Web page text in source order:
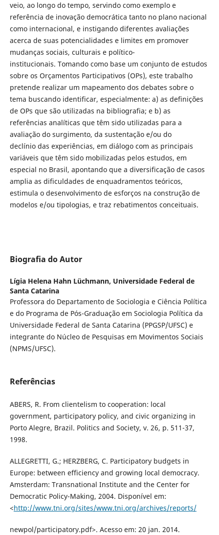
veio, ao longo do tempo, servindo como exemplo e
referência de inovação democrática tanto no plano nacional
como internacional, e instigando diferentes avaliações
acerca de suas potencialidades e limites em promover
mudanças sociais, culturais e político-
institucionais. Tomando como base um conjunto de estudos
sobre os Orçamentos Participativos (OPs), este trabalho
pretende realizar um mapeamento dos debates sobre o
tema buscando identificar, especialmente: a) as definições
de OPs que são utilizadas na bibliografia; e b) as
referências analíticas que têm sido utilizadas para a
avaliação do surgimento, da sustentação e/ou do
declínio das experiências, em diálogo com as principais
variáveis que têm sido mobilizadas pelos estudos, em
especial no Brasil, apontando que a diversificação de casos
amplia as dificuldades de enquadramentos teóricos,
estimula o desenvolvimento de esforços na construção de
modelos e/ou tipologias, e traz rebatimentos conceituais.
Biografia do Autor
Lígia Helena Hahn Lüchmann, Universidade Federal de
Santa Catarina
Professora do Departamento de Sociologia e Ciência Política
e do Programa de Pós-Graduação em Sociologia Política da
Universidade Federal de Santa Catarina (PPGSP/UFSC) e
integrante do Núcleo de Pesquisas em Movimentos Sociais
(NPMS/UFSC).
Referências
ABERS, R. From clientelism to cooperation: local
government, participatory policy, and civic organizing in
Porto Alegre, Brazil. Politics and Society, v. 26, p. 511-37,
1998.
ALLEGRETTI, G.; HERZBERG, C. Participatory budgets in
Europe: between efficiency and growing local democracy.
Amsterdam: Transnational Institute and the Center for
Democratic Policy-Making, 2004. Disponível em:
<http://www.tni.org/sites/www.tni.org/archives/reports/
newpol/participatory.pdf>. Acesso em: 20 jan. 2014.